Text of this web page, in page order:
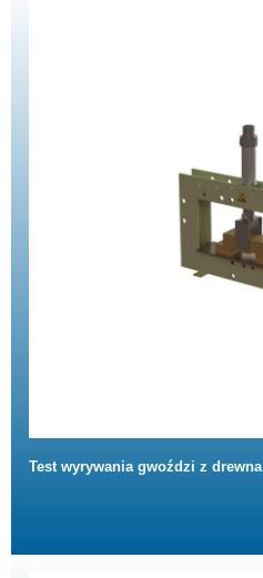
Test wyrywania gwoździ z drewna